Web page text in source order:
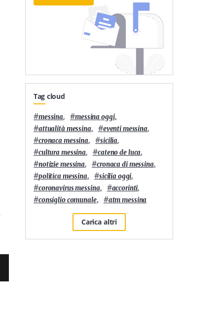
Tag cloud
#messina, #messina oggi,
#attualità messina, #eventi messina,
#cronaca messina, #sicilia,
#cultura messina, #cateno de luca,
#notizie messina, #cronaca di messina,
#politica messina, #sicilia oggi,
#coronavirus messina, #accorinti,
#consiglio comunale, #atm messina
Carica altri